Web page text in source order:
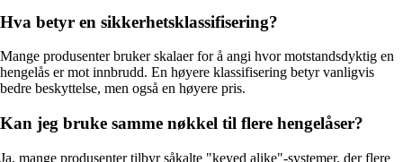
Hva betyr en sikkerhetsklassifisering?
Mange produsenter bruker skalaer for å angi hvor motstandsdyktig en
hengelås er mot innbrudd. En høyere klassifisering betyr vanligvis
bedre beskyttelse, men også en høyere pris.
Kan jeg bruke samme nøkkel til flere hengelåser?
Ja, mange produsenter tilbyr såkalte "keyed alike"-systemer, der flere